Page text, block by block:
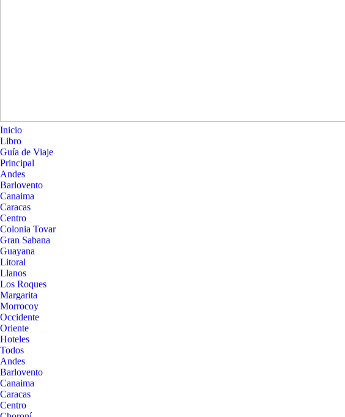
Inicio
Libro
Guía de Viaje
Principal
Andes
Barlovento
Canaima
Caracas
Centro
Colonia Tovar
Gran Sabana
Guayana
Litoral
Llanos
Los Roques
Margarita
Morrocoy
Occidente
Oriente
Hoteles
Todos
Andes
Barlovento
Canaima
Caracas
Centro